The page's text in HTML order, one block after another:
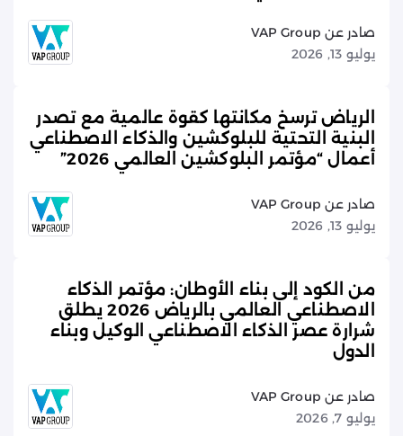
صادر عن VAP Group
يوليو 13, 2026
الرياض ترسخ مكانتها كقوة عالمية مع تصدر
البنية التحتية للبلوكشين والذكاء الاصطناعي
أعمال “مؤتمر البلوكشين العالمي 2026”
صادر عن VAP Group
يوليو 13, 2026
من الكود إلى بناء الأوطان: مؤتمر الذكاء
الاصطناعي العالمي بالرياض 2026 يطلق
شرارة عصر الذكاء الاصطناعي الوكيل وبناء
الدول
صادر عن VAP Group
يوليو 7, 2026